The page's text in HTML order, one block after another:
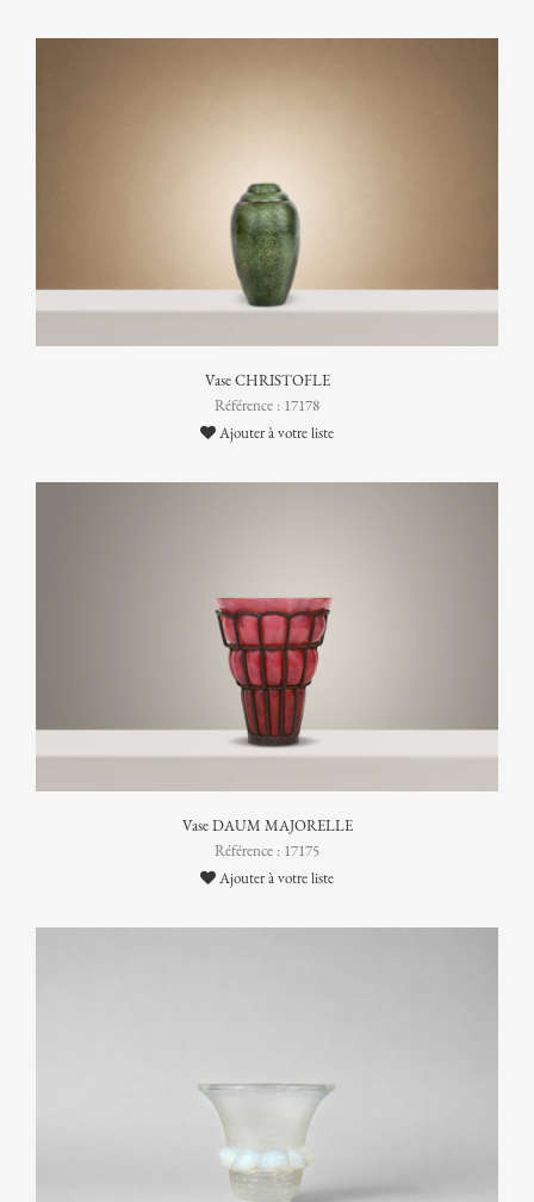
Vase CHRISTOFLE
Référence : 17178
Ajouter à votre liste
Vase DAUM MAJORELLE
Référence : 17175
Ajouter à votre liste